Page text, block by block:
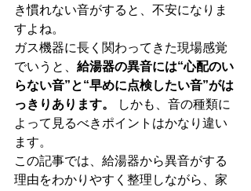
き慣れない音がすると、不安になりま
すよね。
ガス機器に長く関わってきた現場感覚
でいうと、 給湯器の異音には“心配のい
らない音”と“早めに点検したい音”がは
っきりあります。
しかも、音の種類に
よって見るべきポイントはかなり違い
ます。
この記事では、給湯器から異音がする
理由をわかりやすく整理しながら、家